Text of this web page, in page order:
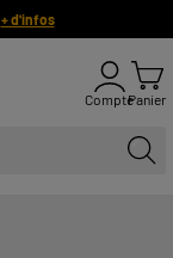
+ d'infos
ComptePanier